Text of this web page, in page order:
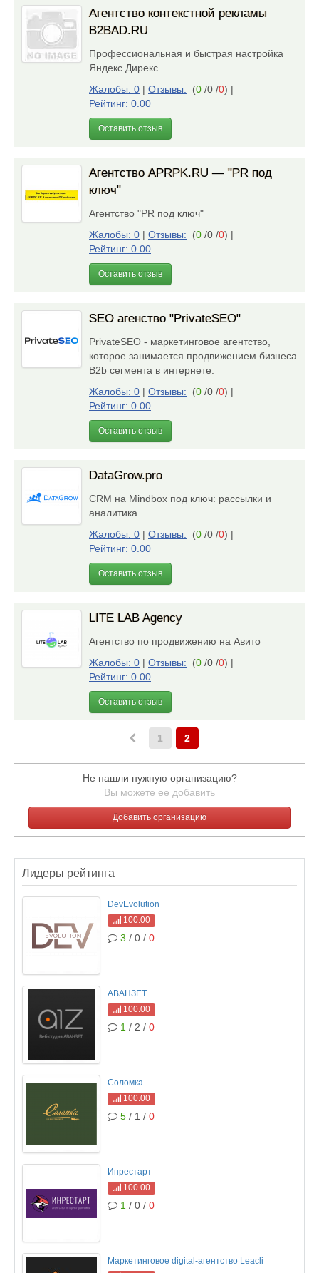
Агентство контекстной рекламы
B2BAD.RU
Профессиональная и быстрая настройка
Яндекс Дирекс
Жалобы: 0 | Отзывы: (0 /0 /0) |
Рейтинг: 0.00
Оставить отзыв
Агентство APRPK.RU — "PR под
ключ"
Агентство "PR под ключ"
Жалобы: 0 | Отзывы: (0 /0 /0) |
Рейтинг: 0.00
Оставить отзыв
SEO агенство "PrivateSEO"
PrivateSEO - маркетинговое агентство,
которое занимается продвижением бизнеса
B2b сегмента в интернете.
Жалобы: 0 | Отзывы: (0 /0 /0) |
Рейтинг: 0.00
Оставить отзыв
DataGrow.pro
CRM на Mindbox под ключ: рассылки и
аналитика
Жалобы: 0 | Отзывы: (0 /0 /0) |
Рейтинг: 0.00
Оставить отзыв
LITE LAB Agency
Агентство по продвижению на Авито
Жалобы: 0 | Отзывы: (0 /0 /0) |
Рейтинг: 0.00
Оставить отзыв
1 2
Не нашли нужную организацию?
Вы можете ее добавить
Добавить организацию
Лидеры рейтинга
DevEvolution
100.00
3 / 0 / 0
АВАНЗЕТ
100.00
1 / 2 / 0
Соломка
100.00
5 / 1 / 0
Инрестарт
100.00
1 / 0 / 0
Маркетинговое digital-агентство Leacli